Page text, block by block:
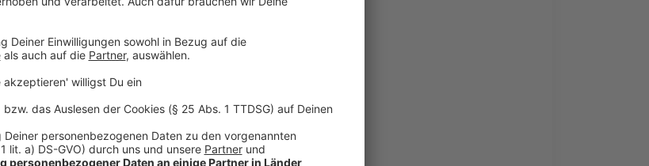
Stärke
Anzeige
Und so bereitet ihr das Essen zu:
Anzeige